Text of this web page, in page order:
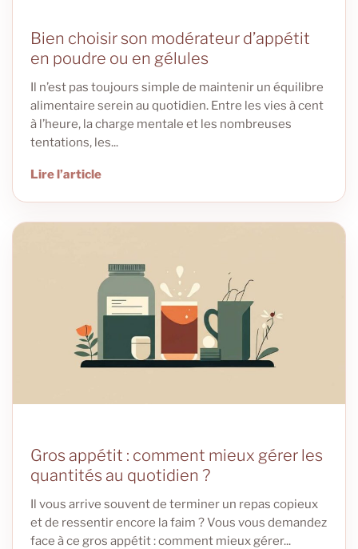
Bien choisir son modérateur d’appétit
en poudre ou en gélules
Il n’est pas toujours simple de maintenir un équilibre
alimentaire serein au quotidien. Entre les vies à cent
à l’heure, la charge mentale et les nombreuses
tentations, les...
Lire l’article
Gros appétit : comment mieux gérer les
quantités au quotidien ?
Il vous arrive souvent de terminer un repas copieux
et de ressentir encore la faim ? Vous vous demandez
face à ce gros appétit : comment mieux gérer...